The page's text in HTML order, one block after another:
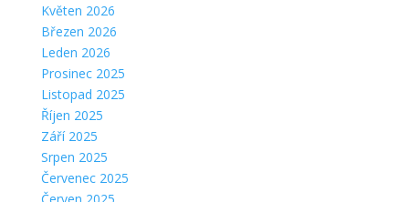
Květen 2026
Březen 2026
Leden 2026
Prosinec 2025
Listopad 2025
Říjen 2025
Září 2025
Srpen 2025
Červenec 2025
Červen 2025